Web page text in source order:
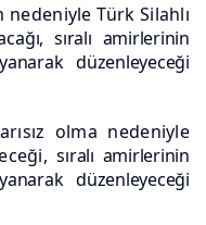
Türk Silahlı
sıralı amirlerinin
düzenleyeceği
olma nedeniyle
sıralı amirlerinin
düzenleyeceği